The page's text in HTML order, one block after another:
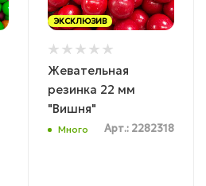
ЭКСКЛЮЗИВ
Жевательная
резинка 22 мм
"Вишня"
Много Арт.: 2282318